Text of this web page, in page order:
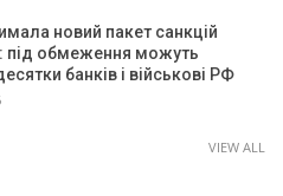
новий пакет санкцій
під обмеження можуть
банків і військові РФ
VIEW ALL